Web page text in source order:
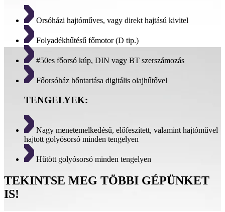
Orsóházi hajtóműves, vagy direkt hajtású kivitel
Folyadékhűtésű főmotor (D tip.)
#50es főorsó kúp, DIN vagy BT szerszámozás
Főorsóház hőntartása digitális olajhűtővel
TENGELYEK:
Nagy menetemelkedésű, előfeszített, valamint hajtóművel
hajtott golyósorsó minden tengelyen
Hűtött golyósorsó minden tengelyen
TEKINTSE MEG TÖBBI GÉPÜNKET
IS!